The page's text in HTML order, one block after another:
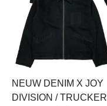
NEUW DENIM X JOY
DIVISION / TRUCKER